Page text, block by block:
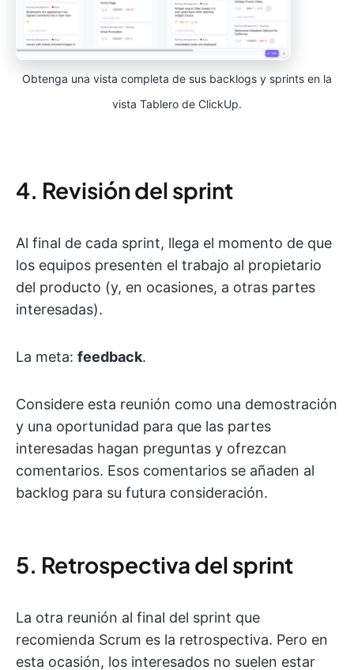
Obtenga una vista completa de sus backlogs y sprints en la
vista Tablero de ClickUp.
4. Revisión del sprint
Al final de cada sprint, llega el momento de que
los equipos presenten el trabajo al propietario
del producto (y, en ocasiones, a otras partes
interesadas).
La meta: feedback.
Considere esta reunión como una demostración
y una oportunidad para que las partes
interesadas hagan preguntas y ofrezcan
comentarios. Esos comentarios se añaden al
backlog para su futura consideración.
5. Retrospectiva del sprint
La otra reunión al final del sprint que
recomienda Scrum es la retrospectiva. Pero en
esta ocasión, los interesados no suelen estar